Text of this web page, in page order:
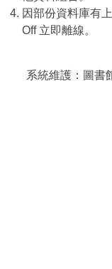
因部份資料庫有
Off 立即離線。
系統維護：圖書